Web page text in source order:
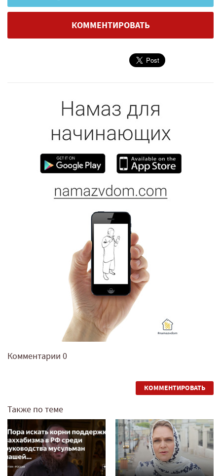
КОММЕНТИРОВАТЬ
Комментарии 0
КОММЕНТИРОВАТЬ
Также по теме